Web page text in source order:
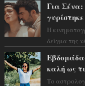
Για Σένα:
Η
δείγμα της
καλή ως
Το